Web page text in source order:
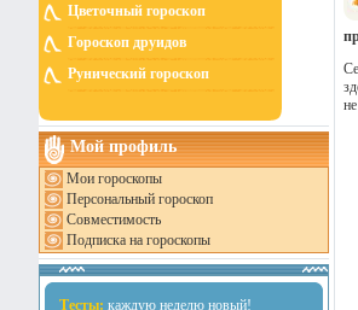
Цветочный гороскоп
Гороскоп друидов
Рунический гороскоп
Мой профиль
Мои гороскопы
Персональный гороскоп
Совместимость
Подписка на гороскопы
Тесты: каждую неделю новый!